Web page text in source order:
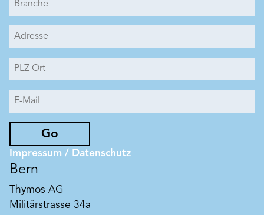
Go
Impressum / Datenschutz
Bern
Thymos AG
Militärstrasse 34a